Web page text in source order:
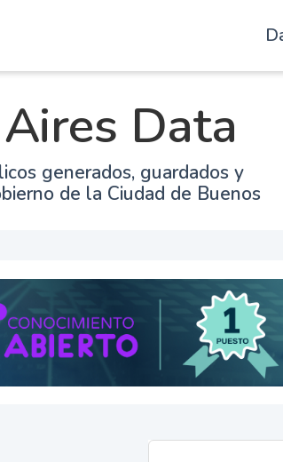
Data
generados, guardados y
de la Ciudad de Buenos